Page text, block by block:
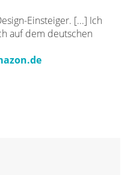
Einsteiger. [...] Ich
auf dem deutschen